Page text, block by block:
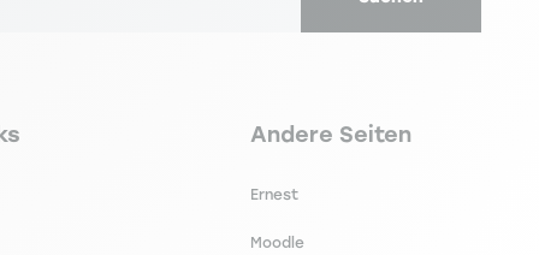
footer Navigation tertiaire footer
Andere Seiten
Ernest
Moodle